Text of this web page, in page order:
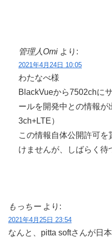
管理人Omi より:
2021年4月24日 10:05
わたなべ様
BlackVueから7502chに
ールを開発中との情報が
3ch+LTE）
この情報自体公開許可
けませんが、しばらく待
もっちー より:
2021年4月25日 23:54
なんと、pitta softさんが日